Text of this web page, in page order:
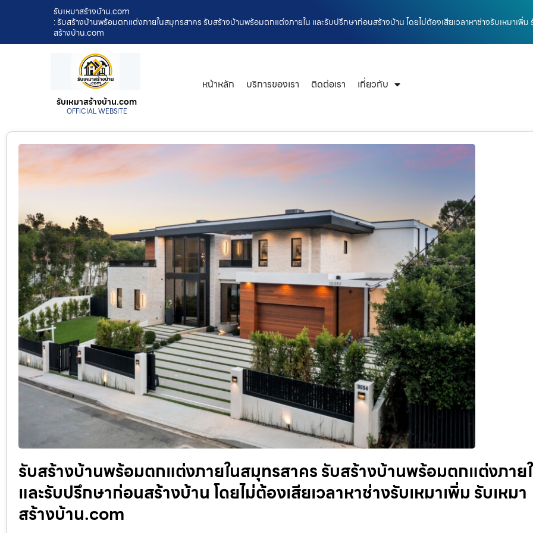
รับเหมาสร้างบ้าน.com
: รับสร้างบ้านพร้อมตกแต่งภายในสมุทรสาคร รับสร้างบ้านพร้อมตกแต่งภายใน และรับปรึกษาก่อนสร้างบ้าน โดยไม่ต้องเสียเวลาหาช่างรับเหมาเพิ่ม
สร้างบ้าน.com
รับเหมาสร้างบ้าน.com
OFFICIAL WEBSITE
หน้าหลัก บริการของเรา ติดต่อเรา เกี่ยวกับ
รับสร้างบ้านพร้อมตกแต่งภายในสมุทรสาคร รับสร้างบ้านพร้อมตกแต่งภาย
และรับปรึกษาก่อนสร้างบ้าน โดยไม่ต้องเสียเวลาหาช่างรับเหมาเพิ่ม รับเหมา
สร้างบ้าน.com